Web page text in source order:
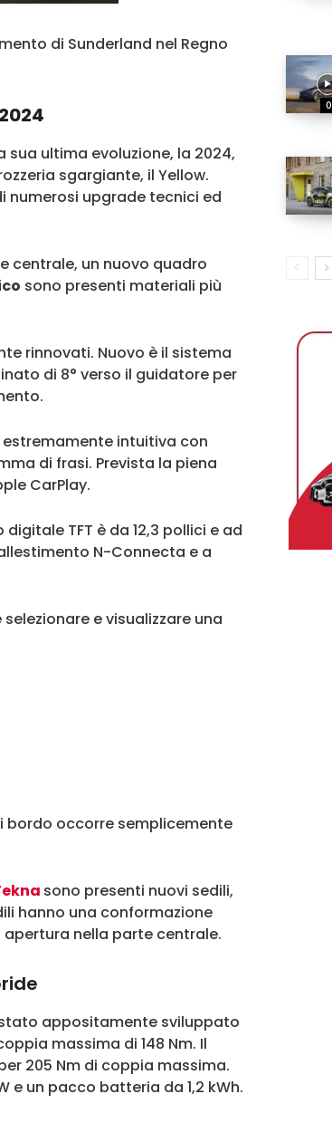
Ricordami
di Sunderland nel Regno
ultima evoluzione, la 2024,
sgargiante, il Yellow.
numerosi upgrade tecnici ed
centrale, un nuovo quadro
sono presenti materiali più
rinnovati. Nuovo è il sistema
di 8° verso il guidatore per
intuitiva con
di frasi. Prevista la piena
CarPlay.
TFT è da 12,3 pollici e ad
N-Connecta e a
e visualizzare una
bordo occorre semplicemente
sono presenti nuovi sedili,
hanno una conformazione
nella parte centrale.
appositamente sviluppato
massima di 148 Nm. Il
205 Nm di coppia massima.
e un pacco batteria da 1,2 kWh.